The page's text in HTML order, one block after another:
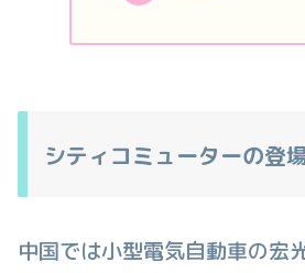
シティコミューターの登
中国では小型電気自動車の宏